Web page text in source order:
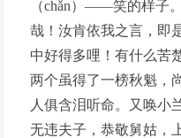
（chǎn）——笑的样子
哉！汝肯依我之言，即
中好得多哩！有什么苦
两个虽得了一榜秋魁，
人俱含泪听命。又唤小
无违夫子，恭敬舅姑，